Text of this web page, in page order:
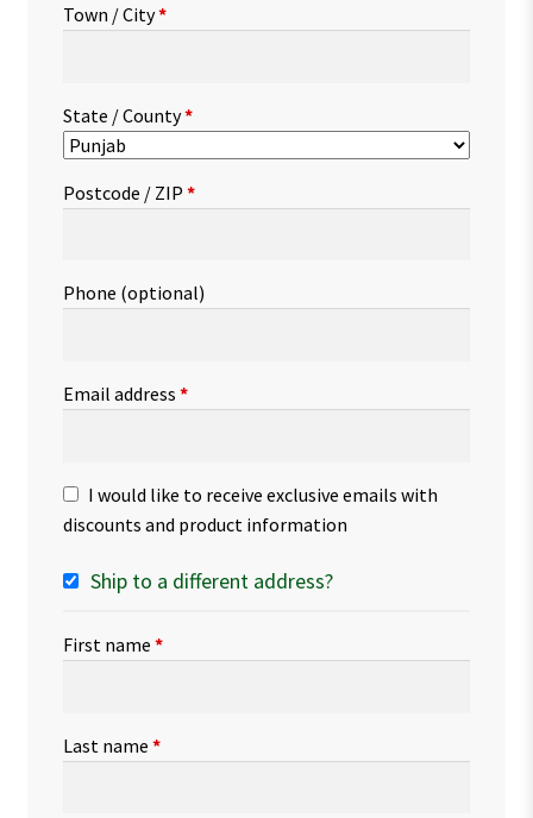
etc.(optional)
Town / City*
State / County*
Postcode / ZIP *
Phone (optional)
Email address *
I would like to receive exclusive emails with
discounts and product information
Ship to a different address?
First name *
Last name *